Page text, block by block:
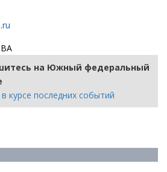
на Южный федеральный
курсе последних событий